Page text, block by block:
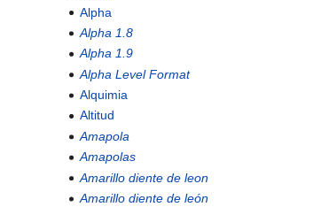
Alpha
Alpha 1.8
Alpha 1.9
Alpha Level Format
Alquimia
Altitud
Amapola
Amapolas
Amarillo diente de leon
Amarillo diente de león